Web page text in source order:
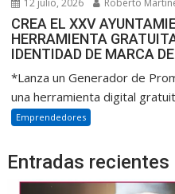
12 julio, 2026 Roberto
CREA EL XXV
HERRAMIENTA
IDENTIDAD DE MARCA
*Lanza un Generador de
una herramienta digital
Emprendedores
Entradas recientes